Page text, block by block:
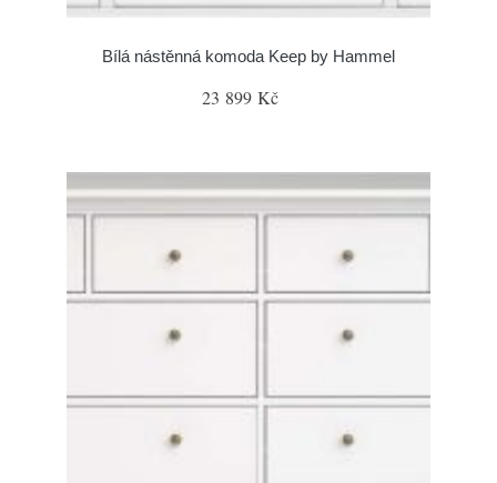
Bílá nástěnná komoda Keep by Hammel
23 899 Kč